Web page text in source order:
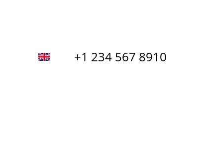
+1 234 567 8910